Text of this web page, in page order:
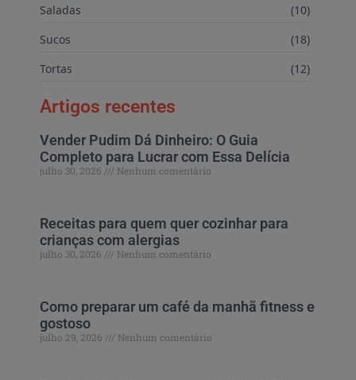
Saladas
(10)
Sucos
(18)
Tortas
(12)
Artigos recentes
Vender Pudim Dá Dinheiro: O Guia
Completo para Lucrar com Essa Delícia
julho 30, 2026 Nenhum comentário
Receitas para quem quer cozinhar para
crianças com alergias
julho 30, 2026 Nenhum comentário
Como preparar um café da manhã fitness e
gostoso
julho 29, 2026 Nenhum comentário